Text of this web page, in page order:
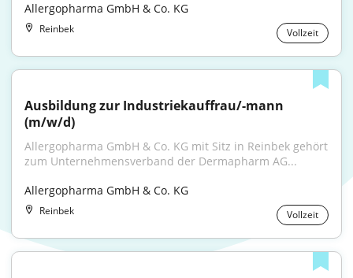
Allergopharma GmbH & Co. KG
Reinbek Vollzeit
Ausbildung zur Industriekauffrau/-mann
(m/w/d)
Allergopharma GmbH & Co. KG mit Sitz in Reinbek gehört
zum Unternehmensverband der Dermapharm AG...
Allergopharma GmbH & Co. KG
Reinbek Vollzeit